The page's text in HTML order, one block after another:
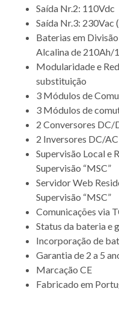
Saída Nr.2: 110Vdc
Saída Nr.3: 230Vac
Baterias em
Alcalina de 210Ah/
Modularidade e
substituição
3 Módulos de
3 Módulos de
2 Conversores
2 Inversores DC/
Supervisão Local e
Supervisão “MSC”
Servidor Web
Supervisão “MSC”
Comunicações via
Status da bateria e
Incorporação de
Garantia de 2 a 5
Marcação CE
Fabricado em